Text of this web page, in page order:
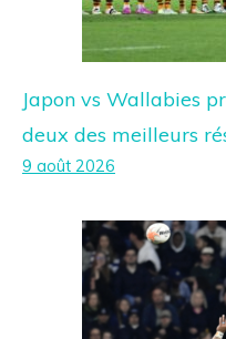
Japon vs Wallabies
deux des meilleurs
9 août 2026